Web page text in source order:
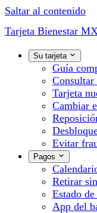
Saltar al contenido
Tarjeta Bienestar
Su tarjeta
Guía
Consultar
Tarjeta
Cambiar
Evitar
Pagos
Retirar
Estado
App del